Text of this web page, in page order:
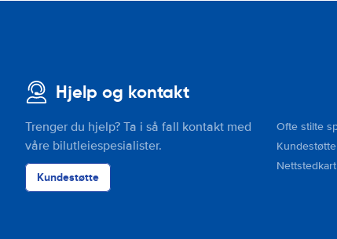
Hjelp og kontakt
Trenger du hjelp? Ta i så fall kontakt med
våre bilutleiespesialister.
Kundestøtte
Ofte stilte
Kundestøtte
Nettstedkart